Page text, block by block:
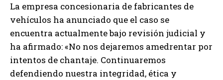
La empresa concesionaria de fabricantes de
vehículos ha anunciado que el caso se
encuentra actualmente bajo revisión judicial y
ha afirmado: «No nos dejaremos amedrentar por
intentos de chantaje. Continuaremos
defendiendo nuestra integridad, ética y